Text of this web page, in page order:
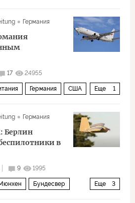
Германия
17 24955
Еще 1
Германия США
Германия
Берлин
в
9 1995
Еще 3
Бундесвер